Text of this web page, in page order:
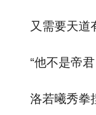
又需要天道有
“他不是帝君
洛若曦秀拳